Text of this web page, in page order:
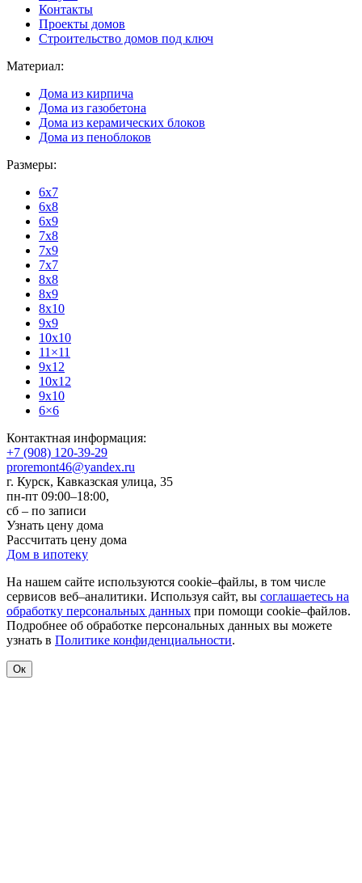
Контакты
Проекты домов
Строительство домов под ключ
Материал:
Дома из кирпича
Дома из газобетона
Дома из керамических блоков
Дома из пеноблоков
Размеры:
6x7
6x8
6x9
7x8
7x9
7x7
8x8
8x9
8x10
9x9
10x10
11×11
9x12
10x12
9x10
6×6
Контактная информация:
+7 (908) 120-39-29
proremont46@yandex.ru
г. Курск, Кавказская улица, 35
пн-пт 09:00–18:00,
сб – по записи
Узнать цену дома
Рассчитать цену дома
Дом в ипотеку
На нашем сайте используются cookie–файлы, в том числе
сервисов веб–аналитики. Используя сайт, вы соглашаетесь на
обработку персональных данных при помощи cookie–файлов.
Подробнее об обработке персональных данных вы можете
узнать в Политике конфиденциальности.
Ок